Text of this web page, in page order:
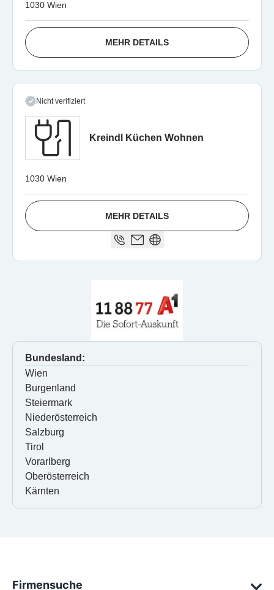
1030 Wien
MEHR DETAILS
Nicht verifiziert
Kreindl Küchen Wohnen
1030 Wien
MEHR DETAILS
Bundesland:
Wien
Burgenland
Steiermark
Niederösterreich
Salzburg
Tirol
Vorarlberg
Oberösterreich
Kärnten
Firmensuche